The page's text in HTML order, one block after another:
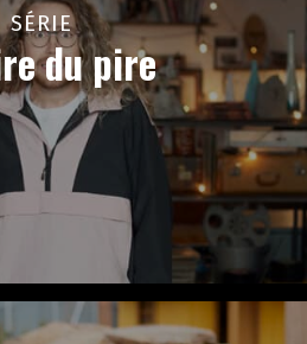
SÉRIE
du pire